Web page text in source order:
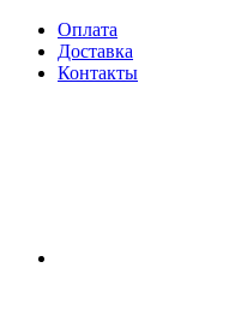
Оплата
Доставка
Контакты